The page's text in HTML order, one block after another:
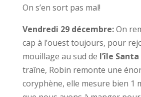
On s’en sort pas mal!
Vendredi 29 décembre:On
cap à l’ouest toujours, pour
mouillage au sud de l’île
traîne, Robin remonte une
coryphène, elle mesure bien 1